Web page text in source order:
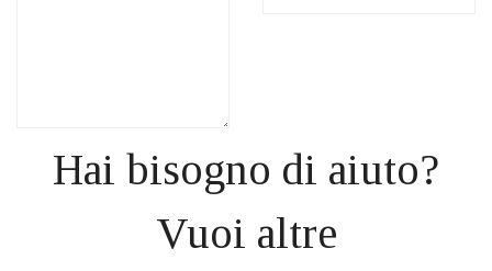
Hai bisogno di aiuto?
Vuoi altre